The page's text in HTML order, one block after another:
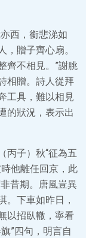
西，銜悲涕如
贈子齊心扇。
齊不相見。”謝朓
相贈。詩人從拜
工具，難以相見
的狀況，表示出
丙子）秋“征為五
他離任回京，此
昔期。唐風豈異
。下車如昨日，
以招臥轍，寧看
”四句，明言自